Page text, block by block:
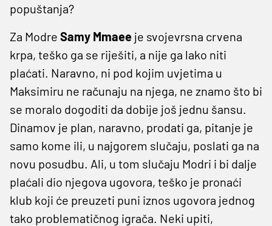
popuštanja?
Za Modre Samy Mmaee je svojevrsna crvena
krpa, teško ga se riješiti, a nije ga lako niti
plaćati. Naravno, ni pod kojim uvjetima u
Maksimiru ne računaju na njega, ne znamo što bi
se moralo dogoditi da dobije još jednu šansu.
Dinamov je plan, naravno, prodati ga, pitanje je
samo kome ili, u najgorem slučaju, poslati ga na
novu posudbu. Ali, u tom slučaju Modri i bi dalje
plaćali dio njegova ugovora, teško je pronaći
klub koji će preuzeti puni iznos ugovora jednog
tako problematičnog igrača. Neki upiti,